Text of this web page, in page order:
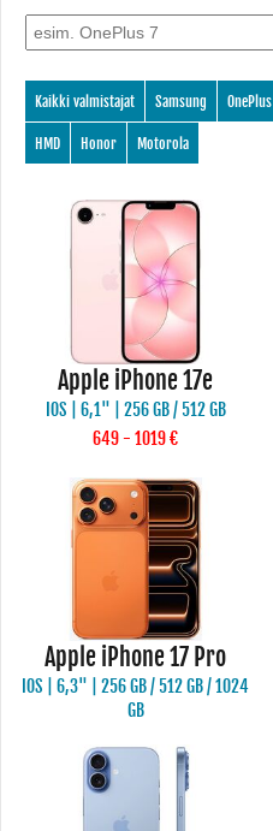
Kaikki valmistajat Samsung OnePlus
HMD Honor Motorola
Apple iPhone 17e
IOS | 6,1" | 256 GB / 512 GB
649 - 1019 €
Apple iPhone 17 Pro
IOS | 6,3" | 256 GB / 512 GB / 1024
GB